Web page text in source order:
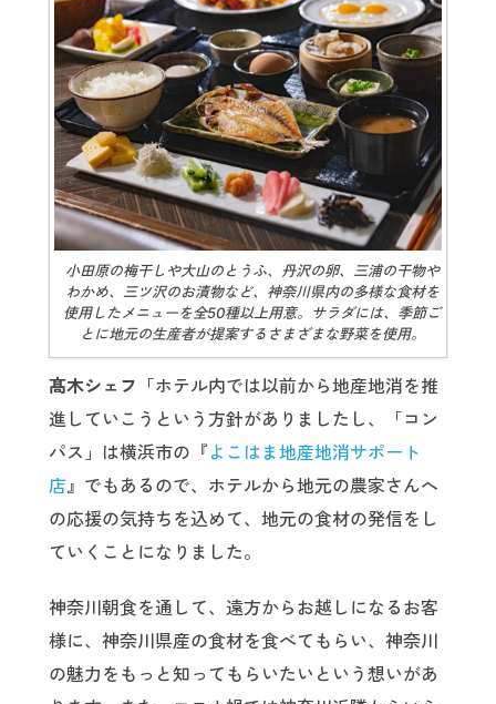
小田原の梅干しや大山のとうふ、丹沢の卵、三浦の干物や
わかめ、三ツ沢のお漬物など、神奈川県内の多様な食材を
使用したメニューを全50種以上用意。サラダには、季節ご
とに地元の生産者が提案するさまざまな野菜を使用。
髙木シェフ 「ホテル内では以前から地産地消を推
進していこうという方針がありましたし、「コン
パス」は横浜市の『よこはま地産地消サポート
店』でもあるので、ホテルから地元の農家さんへ
の応援の気持ちを込めて、地元の食材の発信をし
ていくことになりました。
神奈川朝食を通して、遠方からお越しになるお客
様に、神奈川県産の食材を食べてもらい、神奈川
の魅力をもっと知ってもらいたいという想いがあ